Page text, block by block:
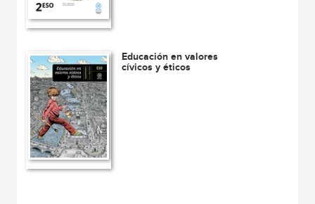
Educación en valores
cívicos y éticos